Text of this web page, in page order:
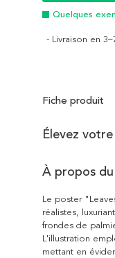
Quelques
- Livraison en
Fiche produit
Élevez
À propos
Le poster
réalistes,
frondes de
L'illustration
mettant en